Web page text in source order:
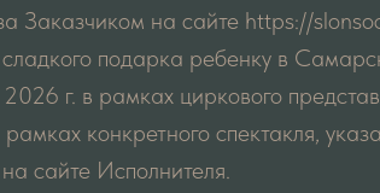
Заказчиком на сайте https://
подарка ребенку в
г. в рамках циркового
конкретного спектакля,
сайте Исполнителя.